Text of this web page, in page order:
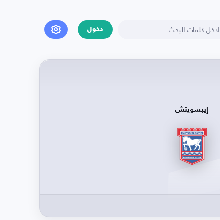
دخول
إيبسويتش